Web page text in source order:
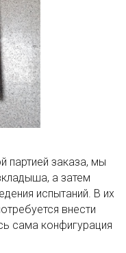
партией заказа, мы
а затем
испытаний. В их
внести
сама конфигурация